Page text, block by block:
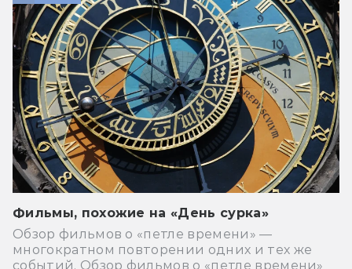
Фильмы, похожие на «День сурка»
Обзор фильмов о «петле времени» —
многократном повторении одних и тех же
событий. Обзор фильмов о «петле времени»